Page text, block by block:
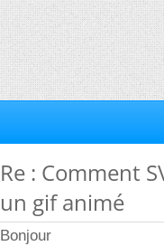
Re : Comment
un gif animé
Bonjour